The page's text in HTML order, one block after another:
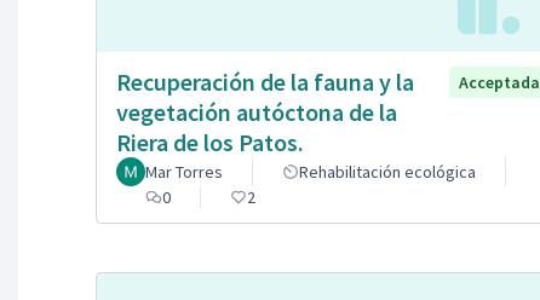
Recuperación de la fauna y la
vegetación autóctona de la
Riera de los Patos.
Acceptada
Mar Torres
Rehabilitación ecológica
0
2